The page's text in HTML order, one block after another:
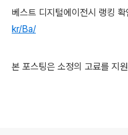
베스트 디지털에이전시 랭킹
kr/Ba/
본 포스팅은 소정의 고료를 지